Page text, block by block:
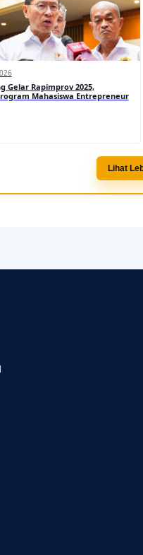
Gelar Rapimprov 2025,
Mahasiswa Entrepreneur
Lihat